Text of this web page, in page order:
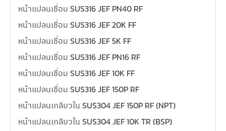
หน้าแปลนเชื่อม SUS316 JEF PN40 RF
หน้าแปลนเชื่อม SUS316 JEF 20K FF
หน้าแปลนเชื่อม SUS316 JEF 5K FF
หน้าแปลนเชื่อม SUS316 JEF PN16 RF
หน้าแปลนเชื่อม SUS316 JEF 10K FF
หน้าแปลนเชื่อม SUS316 JEF 150P RF
หน้าแปลนเกลียวใน SUS304 JEF 150P RF (NPT)
หน้าแปลนเกลียวใน SUS304 JEF 10K TR (BSP)